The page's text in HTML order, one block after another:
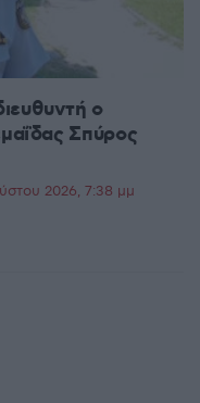
ο
Σπύρος
2026, 7:38 μμ